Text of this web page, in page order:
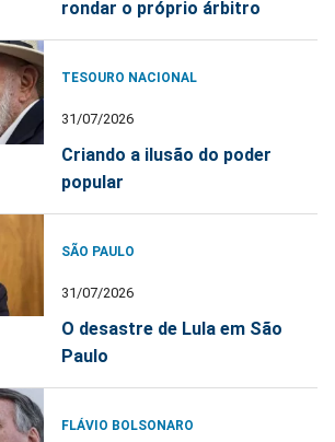
rondar o próprio árbitro
TESOURO NACIONAL
31/07/2026
Criando a ilusão do poder
popular
SÃO PAULO
31/07/2026
O desastre de Lula em São
Paulo
FLÁVIO BOLSONARO